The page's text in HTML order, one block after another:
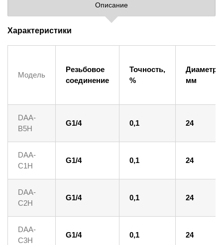
Описание
Характеристики
Модель
Резьбовое
соединение
Точность,
%
Диаметр,
мм
DAA-
B5H
G1/4 0,1 24
DAA-
C1H
G1/4 0,1 24
DAA-
C2H
G1/4 0,1 24
DAA-
C3H
G1/4 0,1 24